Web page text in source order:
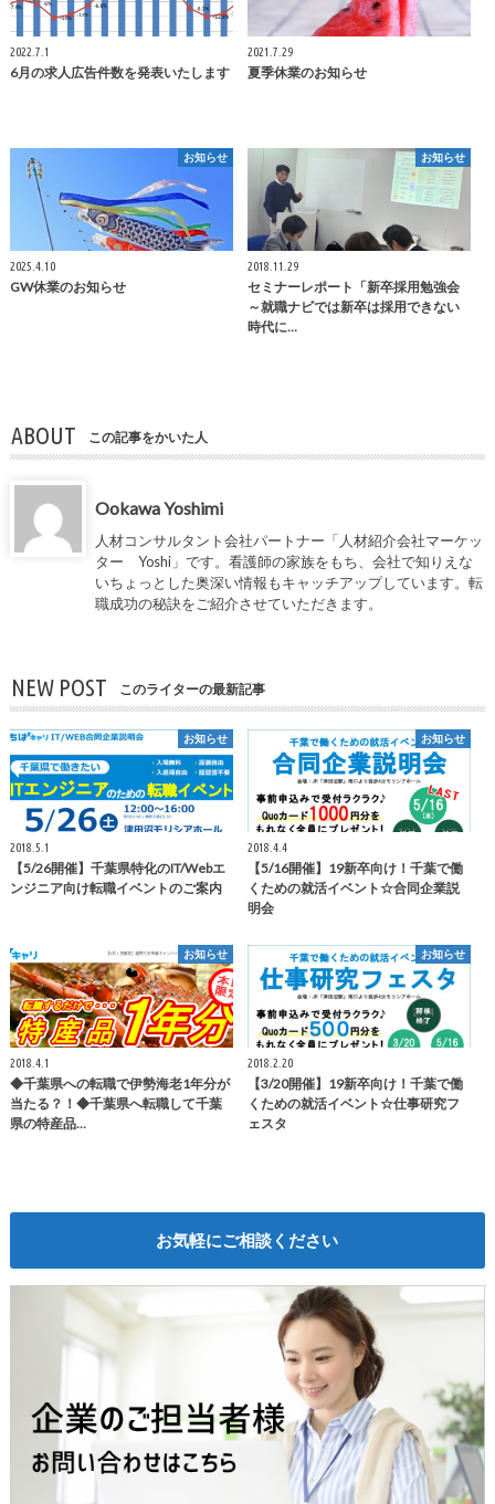
2022.7.1
6月の求人広告件数を発表いたします
2021.7.29
夏季休業のお知らせ
お知らせ
2025.4.10
GW休業のお知らせ
お知らせ
2018.11.29
セミナーレポート「新卒採用勉強会
～就職ナビでは新卒は採用できない
時代に…
ABOUT この記事をかいた人
Ookawa Yoshimi
人材コンサルタント会社パートナー「人材紹介会社マーケッ
ター Yoshi」です。看護師の家族をもち、会社で知りえな
いちょっとした奥深い情報もキャッチアップしています。転
職成功の秘訣をご紹介させていただきます。
NEW POST このライターの最新記事
お知らせ
2018.5.1
【5/26開催】千葉県特化のIT/Webエ
ンジニア向け転職イベントのご案内
お知らせ
2018.4.4
【5/16開催】19新卒向け！千葉で働
くための就活イベント☆合同企業説
明会
お知らせ
2018.4.1
◆千葉県への転職で伊勢海老1年分が
当たる？！◆千葉県へ転職して千葉
県の特産品…
お知らせ
2018.2.20
【3/20開催】19新卒向け！千葉で働
くための就活イベント☆仕事研究フ
ェスタ
お気軽にご相談ください